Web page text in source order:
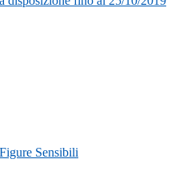
Sensibili